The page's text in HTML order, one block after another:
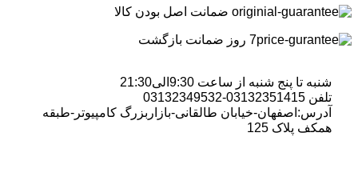
ضمانت اصل بودن کالا
7 روز ضمانت بازگشت
شنبه تا پنج شنبه از ساعت 9:30الی21:30
تلفن 03132351415-03132349532
آدرس:اصفهان-خیابان طالقانی-بازاربزرگ کامپیوتر-طبقه
همکف پلاک 125